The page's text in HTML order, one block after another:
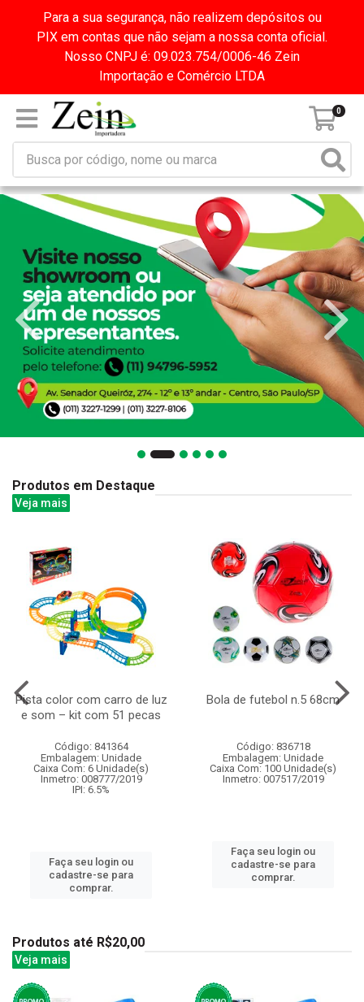
Para a sua segurança, não realizem depósitos ou
PIX em contas que não sejam a nossa conta oficial.
Nosso CNPJ é: 09.023.754/0006-46 Zein
Importação e Comércio LTDA
0
Produtos em Destaque
Veja mais
Pista color com carro de luz
e som – kit com 51 pecas
Código: 841364
Embalagem: Unidade
Caixa Com: 6 Unidade(s)
Inmetro: 008777/2019
IPI: 6.5%
Faça seu login ou
cadastre-se para
comprar.
Bola de futebol n.5 68cm
Código: 836718
Embalagem: Unidade
Caixa Com: 100 Unidade(s)
Inmetro: 007517/2019
Faça seu login ou
cadastre-se para
comprar.
Produtos até R$20,00
Veja mais